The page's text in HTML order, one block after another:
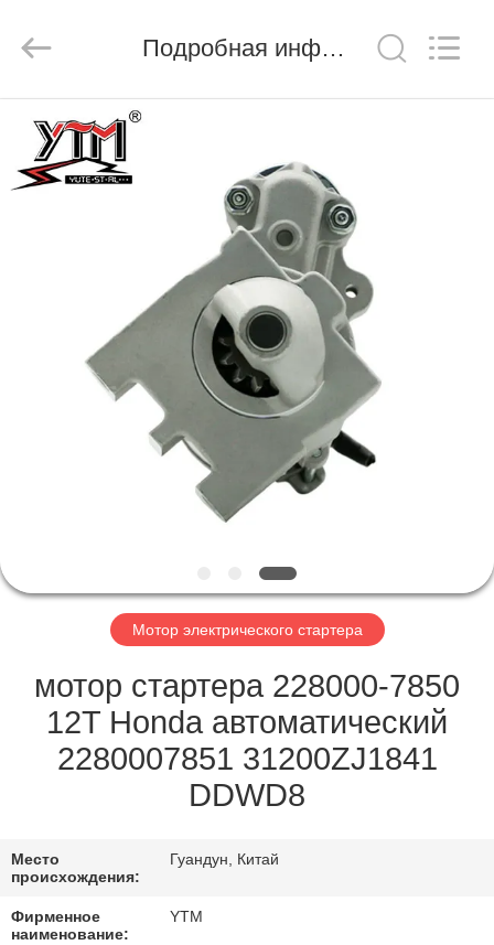
ДОМ
ПРОДУКТЫ
ПУТЕШЕСТВИЕ
ФАБРИКИ
ПРОВЕРКА
КАЧЕСТВА
СВЯЖИТЕСЬ
СПРОСИТЕ
ЦИТАТУ
Co.,
Reserved.
Подробная информация о продукте
Мотор электрического стартера
мотор стартера 228000-7850
12T Honda автоматический
2280007851 31200ZJ1841
DDWD8
Место
происхождения:
Гуандун, Китай
Фирменное
наименование:
YTM